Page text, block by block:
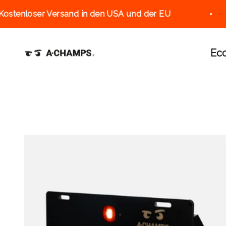
Zum Inhalt springen
Versand in den USA und der EU
A-Champs Interactive Training Solutions